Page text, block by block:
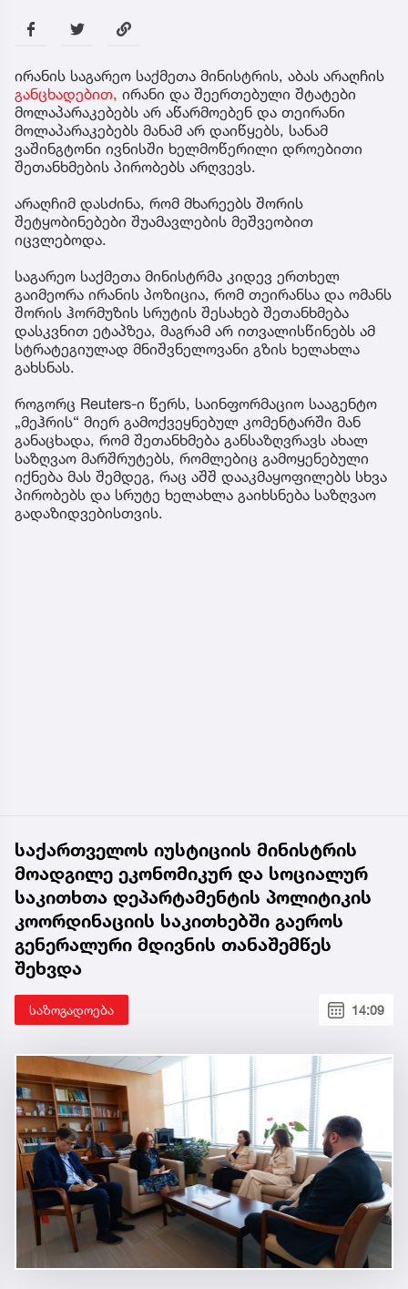
ირანის საგარეო საქმეთა მინისტრის, აბას არაღჩის
განცხადებით, ირანი და შეერთებული შტატები
მოლაპარაკებებს არ აწარმოებენ და თეირანი
მოლაპარაკებებს მანამ არ დაიწყებს, სანამ
ვაშინგტონი ივნისში ხელმოწერილი დროებითი
შეთანხმების პირობებს არღვევს.
არაღჩიმ დასძინა, რომ მხარეებს შორის
შეტყობინებები შუამავლების მეშვეობით
იცვლებოდა.
საგარეო საქმეთა მინისტრმა კიდევ ერთხელ
გაიმეორა ირანის პოზიცია, რომ თეირანსა და ომანს
შორის ჰორმუზის სრუტის შესახებ შეთანხმება
დასკვნით ეტაპზეა, მაგრამ არ ითვალისწინებს ამ
სტრატეგიულად მნიშვნელოვანი გზის ხელახლა
გახსნას.
როგორც Reuters-ი წერს, საინფორმაციო სააგენტო
„მეჰრის“ მიერ გამოქვეყნებულ კომენტარში მან
განაცხადა, რომ შეთანხმება განსაზღვრავს ახალ
საზღვაო მარშრუტებს, რომლებიც გამოყენებული
იქნება მას შემდეგ, რაც აშშ დააკმაყოფილებს სხვა
პირობებს და სრუტე ხელახლა გაიხსნება საზღვაო
გადაზიდვებისთვის.
საქართველოს იუსტიციის მინისტრის
მოადგილე ეკონომიკურ და სოციალურ
საკითხთა დეპარტამენტის პოლიტიკის
კოორდინაციის საკითხებში გაეროს
გენერალური მდივნის თანაშემწეს
შეხვდა
საზოგადოება 14:09